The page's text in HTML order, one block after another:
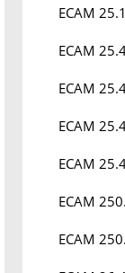
ECAM
ECAM
ECAM
ECAM
ECAM
ECAM
ECAM